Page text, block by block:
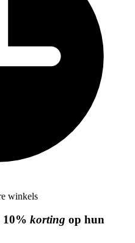
winkels
10% korting op hun